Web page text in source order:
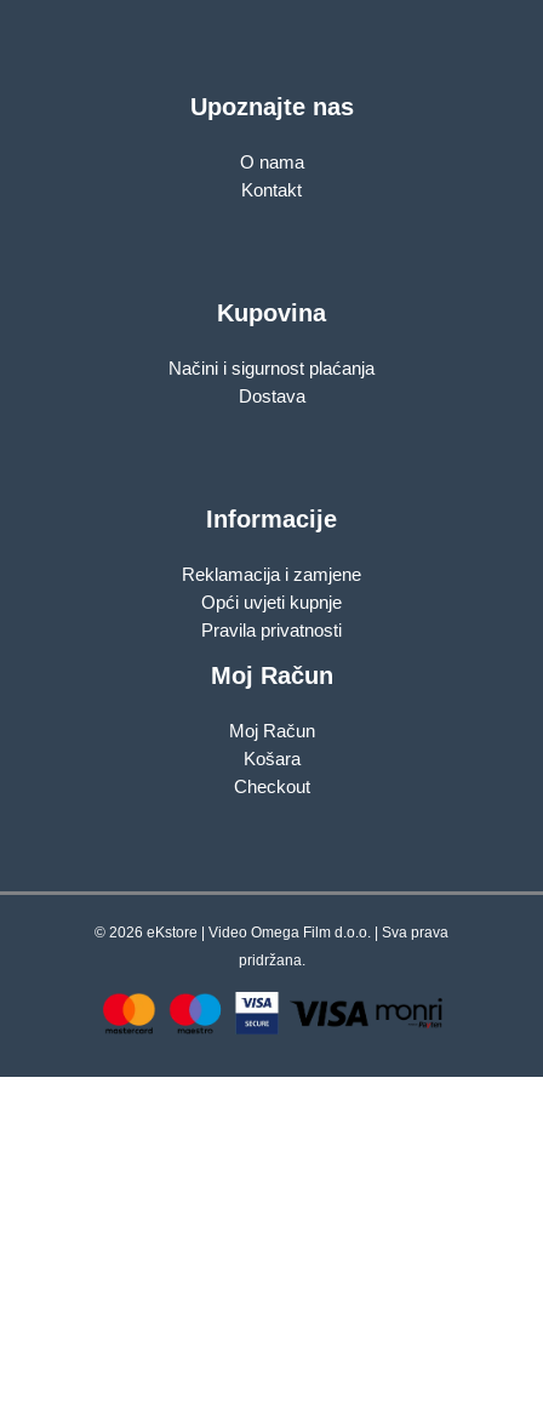
Upoznajte nas
O nama
Kontakt
Kupovina
Načini i sigurnost plaćanja
Dostava
Informacije
Reklamacija i zamjene
Opći uvjeti kupnje
Pravila privatnosti
Moj Račun
Moj Račun
Košara
Checkout
© 2026 eKstore | Video Omega Film d.o.o. | Sva prava
pridržana.